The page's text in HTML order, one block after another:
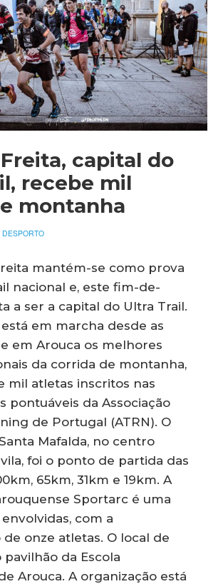
capital do
recebe mil
montanha
DESPORTO
mantém-se como prova
nacional e, este fim-de-
a ser a capital do Ultra Trail.
está em marcha desde as
em Arouca os melhores
da corrida de montanha,
mil atletas inscritos nas
pontuáveis da Associação
de Portugal (ATRN). O
Mafalda, no centro
foi o ponto de partida das
65km, 31km e 19km. A
Sportarc é uma
com a
onze atletas. O local de
da Escola
Arouca. A organização está